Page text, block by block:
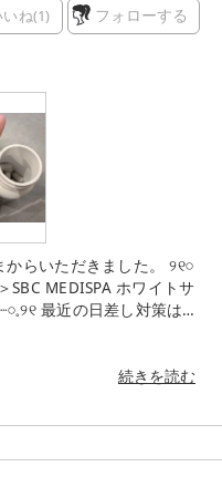
いね(1) フォローする
いただきました。 ‪‬‪‬୨୧‬𓏸
すいです。 クリームだけ
リ #紫外線
続きを読む